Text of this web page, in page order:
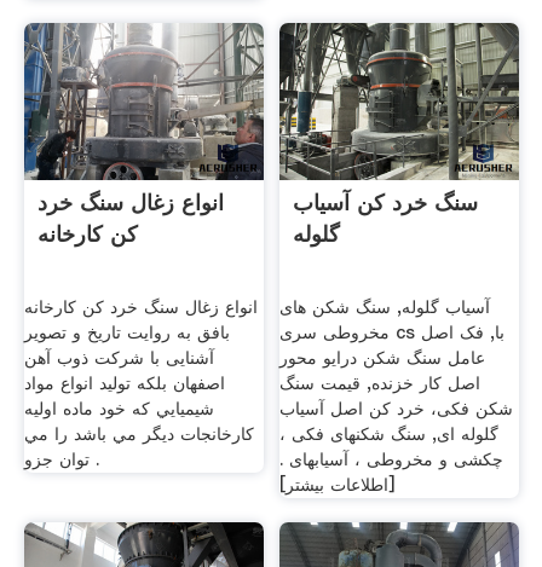
انواع زغال سنگ خرد
کن کارخانه
انواع زغال سنگ خرد کن کارخانه
بافق به روایت تاریخ و تصویر
آشنایی با شرکت ذوب آهن
اصفهان بلكه توليد انواع مواد
شيميايي كه خود ماده اوليه
كارخانجات ديگر مي باشد را مي
توان جزو .
سنگ خرد کن آسیاب
گلوله
آسیاب گلوله, سنگ شکن های
مخروطی سری cs با, فک اصل
عامل سنگ شکن درایو محور
اصل کار خزنده, قیمت سنگ
شکن فکی، خرد کن اصل آسیاب
گلوله ای, سنگ شکنهای فکی ،
چکشی و مخروطی ، آسیابهای .
[اطلاعات بیشتر]